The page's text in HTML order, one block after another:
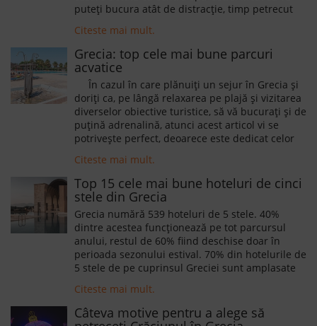
țară încântătoare într-o lumină diferită.
puteți bucura atât de distracție, timp petrecut
specializat. În cadrul hotelurilor cu centre spa,
turiștii se vor putea relaxa, vor putea să elimine
toxine din corp, să-și îmbunătățească somnul,
să-și îmbunătățească imunitatea, să reducă
anumite dureri și să-și îmbunătățească aspectul
pielii.
Citeste mai mult.
Grecia: top cele mai bune parcuri
acvatice
În cazul în care plănuiți un sejur în Grecia și
doriți ca, pe lângă relaxarea pe plajă și vizitarea
diverselor obiective turistice, să vă bucurați și de
puțină adrenalină, atunci acest articol vi se
potrivește perfect, deoarece este dedicat celor
grecești.
Citeste mai mult.
Top 15 cele mai bune hoteluri de cinci
stele din Grecia
Grecia numără 539 hoteluri de 5 stele. 40%
dintre acestea funcționează pe tot parcursul
anului, restul de 60% fiind deschise doar în
perioada sezonului estival. 70% din hotelurile de
5 stele de pe cuprinsul Greciei sunt amplasate
urmează noi am decis să vă prezentăm o parte
dintre cele mai bune hoteluri cotate cu 5 stele
de pe cuprinsul Greciei.
Citeste mai mult.
Câteva motive pentru a alege să